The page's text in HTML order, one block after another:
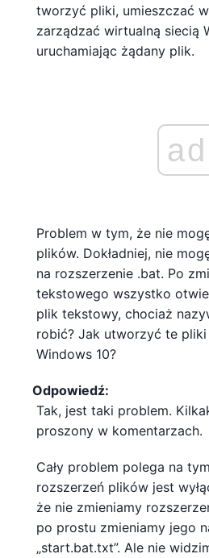
tworzyć pliki, umieszczać
zarządzać wirtualną siecią
uruchamiając żądany plik.
ad
Problem w tym, że nie
plików. Dokładniej, nie
na rozszerzenie .bat. Po
tekstowego wszystko
plik tekstowy, chociaż
robić? Jak utworzyć te
Windows 10?
Odpowiedź:
Tak, jest taki problem.
proszony w komentarzach.
Cały problem polega na
rozszerzeń plików jest
że nie zmieniamy
po prostu zmieniamy jego
„start.bat.txt”. Ale nie